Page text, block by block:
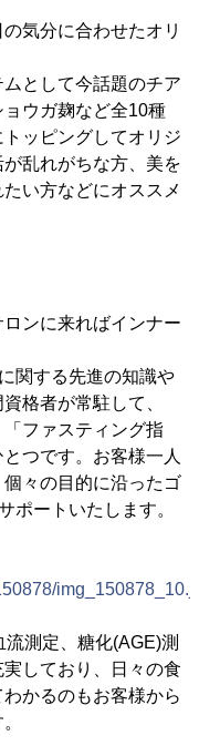
気分に合わせたオリ
として今話題のチア
ウガ麹など全10種
ッピングしてオリジ
乱れがちな方、美を
い方などにオススメ
ンに来ればインナー
関する先進の知識や
格者が常駐して、
「ファスティング指
つです。お客様一人
々の目的に沿ったゴ
ポートいたします。
測定、糖化(AGE)測
しており、日々の食
かるのもお客様から